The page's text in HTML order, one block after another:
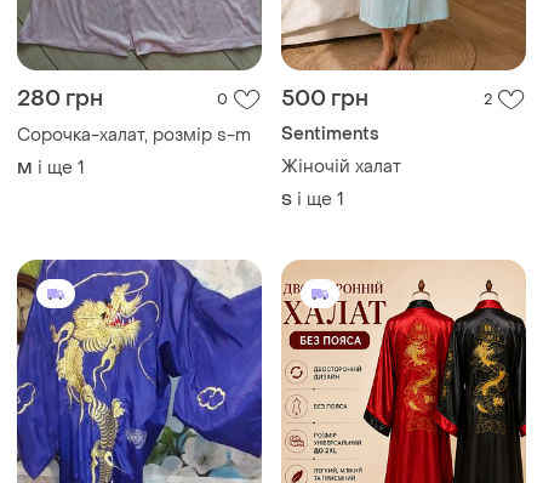
280 грн 0
Сорочка-халат, розмір s-m
M і ще 1
500 грн 2
Sentiments
Жіночій халат
S і ще 1